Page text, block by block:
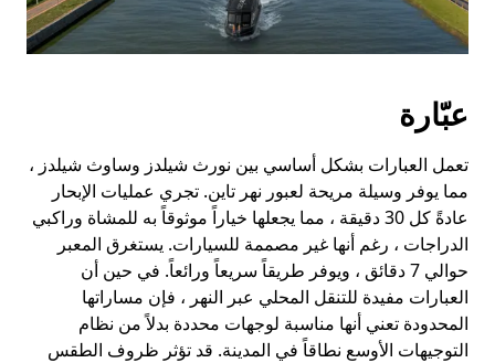
عبّارة
تعمل العبارات بشكل أساسي بين نورث شيلدز وساوث شيلدز ،
مما يوفر وسيلة مريحة لعبور نهر تاين. تجري عمليات الإبحار
عادةً كل 30 دقيقة ، مما يجعلها خياراً موثوقاً به للمشاة وراكبي
الدراجات ، رغم أنها غير مصممة للسيارات. يستغرق المعبر
حوالي 7 دقائق ، ويوفر طريقاً سريعاً ورائعاً. في حين أن
العبارات مفيدة للتنقل المحلي عبر النهر ، فإن مساراتها
المحدودة تعني أنها مناسبة لوجهات محددة بدلاً من نظام
التوجيهات الأوسع نطاقاً في المدينة. قد تؤثر ظروف الطقس